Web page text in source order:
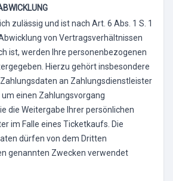
zulässig und ist nach Art. 6 Abs. 1 S. 1
von Vertragsverhältnissen
ist, werden Ihre personenbezogenen
Hierzu gehört insbesondere
an Zahlungsdienstleister
einen Zahlungsvorgang
die Weitergabe Ihrer persönlichen
im Falle eines Ticketkaufs. Die
dürfen von dem Dritten
genannten Zwecken verwendet